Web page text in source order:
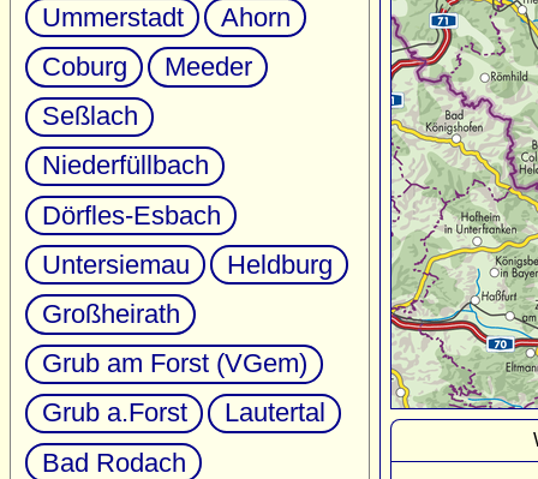
Ummerstadt
Ahorn
Coburg
Meeder
Seßlach
Niederfüllbach
Dörfles-Esbach
Untersiemau
Heldburg
Großheirath
Grub am Forst (VGem)
Grub a.Forst
Lautertal
Bad Rodach